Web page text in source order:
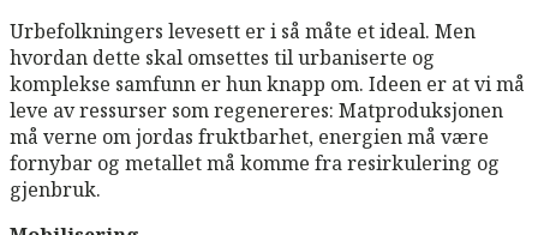
Urbefolkningers levesett er i så måte et ideal. Men
hvordan dette skal omsettes til urbaniserte og
komplekse samfunn er hun knapp om. Ideen er at vi må
leve av ressurser som regenereres: Matproduksjonen
må verne om jordas fruktbarhet, energien må være
fornybar og metallet må komme fra resirkulering og
gjenbruk.